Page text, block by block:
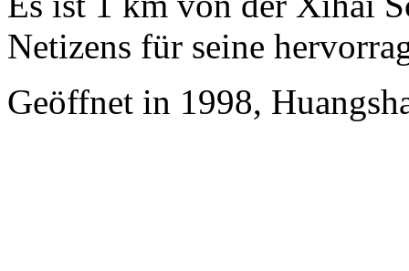
Netizens für seine
Geöffnet in 1998,